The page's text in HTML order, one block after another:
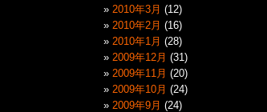
2010年3月 (12)
2010年2月 (16)
2010年1月 (28)
2009年12月 (31)
2009年11月 (20)
2009年10月 (24)
2009年9月 (24)